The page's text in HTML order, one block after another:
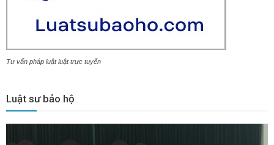
Tư vấn pháp luật luật trực tuyến
Luật sư bảo hộ